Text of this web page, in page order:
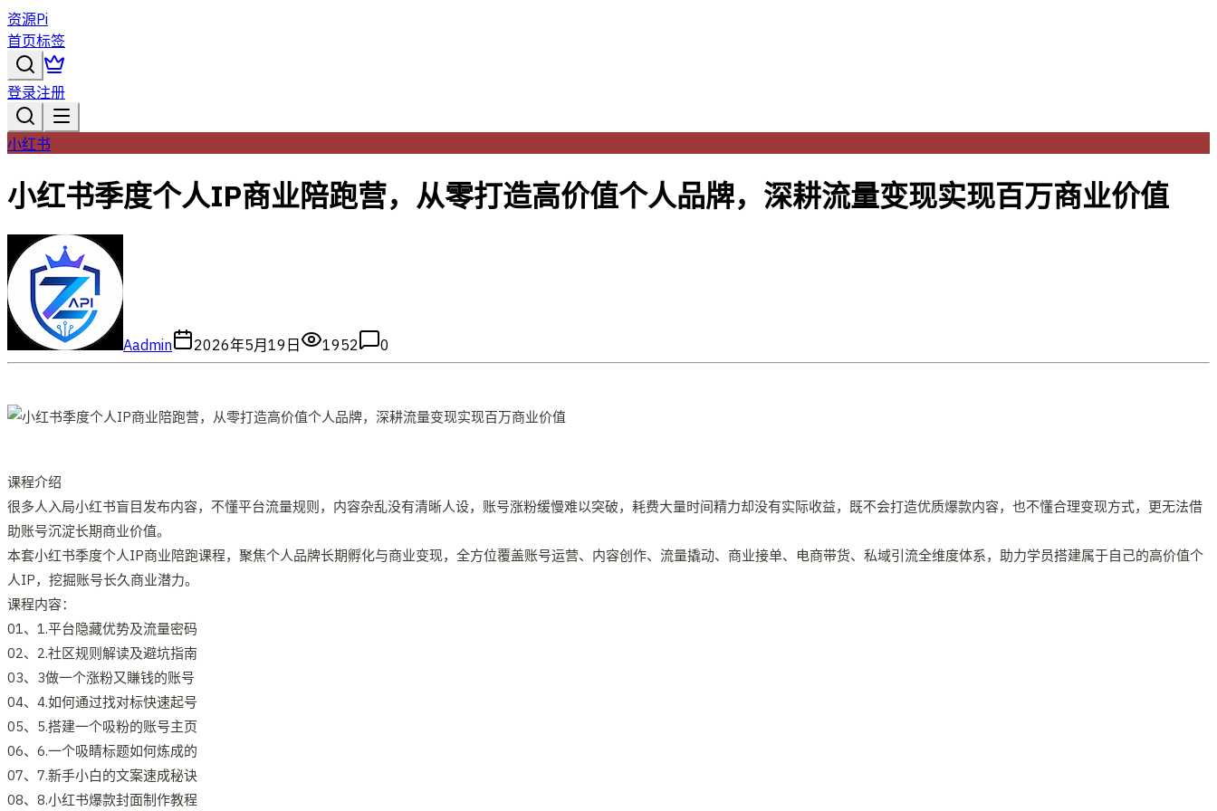
资源Pi
首页标签
登录注册
小红书
小红书季度个人IP商业陪跑营，从零打造高价值个人品牌，深耕流量变现实现百万商业价值
Aadmin 2026年5月19日 1952 0
课程介绍
很多人入局小红书盲目发布内容，不懂平台流量规则，内容杂乱没有清晰人设，账号涨粉缓慢难以突破，耗费大量时间精力却没有实际收益，既不会打造优质爆款内容，也不懂合理变现方式，更无法借
助账号沉淀长期商业价值。
本套小红书季度个人IP商业陪跑课程，聚焦个人品牌长期孵化与商业变现，全方位覆盖账号运营、内容创作、流量撬动、商业接单、电商带货、私域引流全维度体系，助力学员搭建属于自己的高价值个
人IP，挖掘账号长久商业潜力。
课程内容：
01、1.平台隐藏优势及流量密码
02、2.社区规则解读及避坑指南
03、3做一个涨粉又賺钱的账号
04、4.如何通过找对标快速起号
05、5.搭建一个吸粉的账号主页
06、6.一个吸睛标题如何炼成的
07、7.新手小白的文案速成秘诀
08、8.小红书爆款封面制作教程